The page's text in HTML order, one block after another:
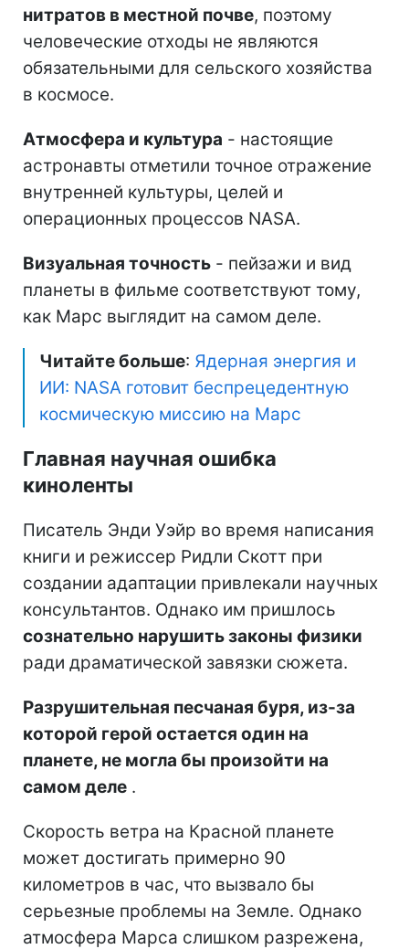
нитратов в местной почве, поэтому
человеческие отходы не являются
обязательными для сельского хозяйства
в космосе.
Атмосфера и культура - настоящие
астронавты отметили точное отражение
внутренней культуры, целей и
операционных процессов NASA.
Визуальная точность - пейзажи и вид
планеты в фильме соответствуют тому,
как Марс выглядит на самом деле.
Читайте больше: Ядерная энергия и
ИИ: NASA готовит беспрецедентную
космическую миссию на Марс
Главная научная ошибка
киноленты
Писатель Энди Уэйр во время написания
книги и режиссер Ридли Скотт при
создании адаптации привлекали научных
консультантов. Однако им пришлось
сознательно нарушить законы физики
ради драматической завязки сюжета.
Разрушительная песчаная буря, из-за
которой герой остается один на
планете, не могла бы произойти на
самом деле .
Скорость ветра на Красной планете
может достигать примерно 90
километров в час, что вызвало бы
серьезные проблемы на Земле. Однако
атмосфера Марса слишком разрежена,